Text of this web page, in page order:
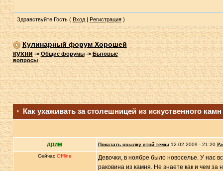
Здравствуйте Гость ( Вход| Регистрация)
Кулинарный форум Хорошей
кухни->Общие форумы-> Бытовые
вопросы
Как ухаживать за столешницей из искуственного камн
дрим Показать ссылку этой темы 12.02.2009 - 21:20
Сейчас Offline
Девочки, в ноябре было новоселье. У нас
раковина из камня. Не знаете как и чем за